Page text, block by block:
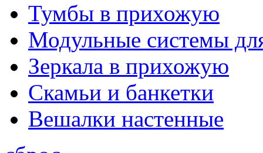
Тумбы в прихожую
Модульные системы
Зеркала в прихожую
Скамьи и банкетки
Вешалки настенные